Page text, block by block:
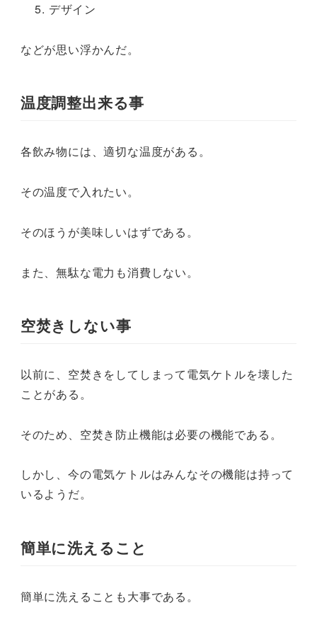
デザイン
などが思い浮かんだ。
温度調整出来る事
各飲み物には、適切な温度がある。
その温度で入れたい。
そのほうが美味しいはずである。
また、無駄な電力も消費しない。
空焚きしない事
以前に、空焚きをしてしまって電気ケトルを壊した
ことがある。
そのため、空焚き防止機能は必要の機能である。
しかし、今の電気ケトルはみんなその機能は持って
いるようだ。
簡単に洗えること
簡単に洗えることも大事である。